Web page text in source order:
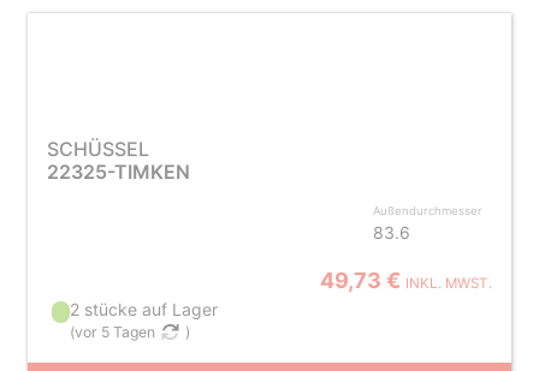
SCHÜSSEL
22325-TIMKEN
Außendurchmesser
83.6
49,73 € INKL. MWST.
2 stücke auf Lager
(vor 5 Tagen )